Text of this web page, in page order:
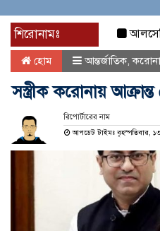
শিরোনামঃ আলসেমি,
হোম আন্তর্জাতিক,
সস্ত্রীক করোনায়
রিপোর্টারের নাম
আপডেট টাইমঃ বৃহস্পতিবার,